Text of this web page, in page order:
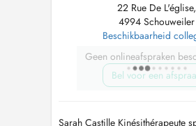
22 Rue De L'église,
4994 Schouweiler
Beschikbaarheid
Geen onlineafspraken
Bel voor een
Sarah Castille Kinésithérapeute